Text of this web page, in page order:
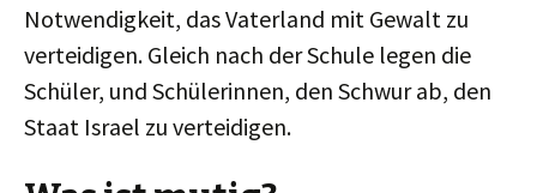
Notwendigkeit, das Vaterland mit Gewalt zu
verteidigen. Gleich nach der Schule legen die
Schüler, und Schülerinnen, den Schwur ab, den
Staat Israel zu verteidigen.